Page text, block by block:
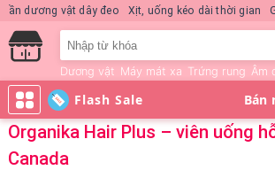
dương vật dây đeo Xịt, uống kéo dài thời gian
Dương vật Máy mát xa Trứng rung Âm
Flash Sale
Organika Hair Plus – viên uống
Canada